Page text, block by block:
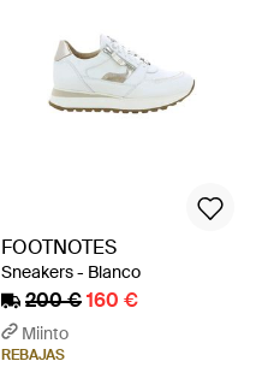
FOOTNOTES
Sneakers - Blanco
200 €160 €
Miinto
REBAJAS